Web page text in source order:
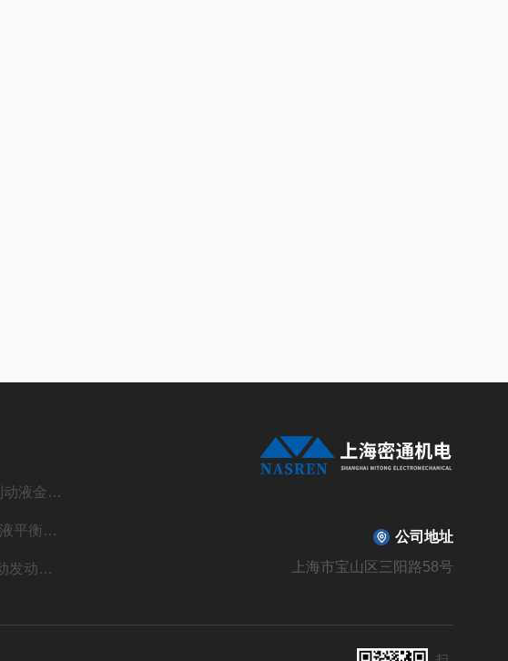
SYP-12981D制动液金属叠片腐蚀测定仪
SYP-0430刹车液平衡回流沸点测定仪
SYP-0090B自动发动机冷却液冰点测定仪
公司地址
上海市宝山区三阳路58号